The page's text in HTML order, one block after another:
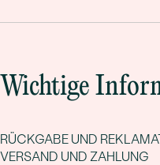
Wichtige
RÜCKGABE UND
VERSAND UND ZAHLUNG